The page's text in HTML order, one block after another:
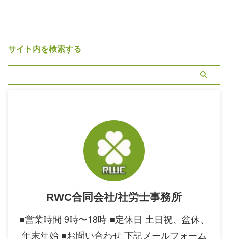
サイト内を検索する
RWC合同会社/社労士事務所
■営業時間 9時〜18時 ■定休日 土日祝、盆休、
年末年始 ■お問い合わせ 下記メールフォーム